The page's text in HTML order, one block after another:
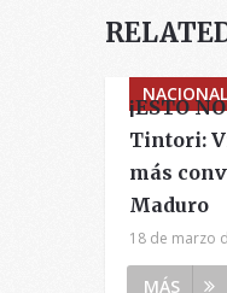
¡ESTO
Tintori:
más
Maduro
18 de marzo
MÁS